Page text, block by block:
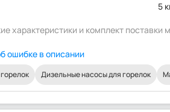
5
характеристики и комплект
ошибке в описании
Дизельные насосы для горелок